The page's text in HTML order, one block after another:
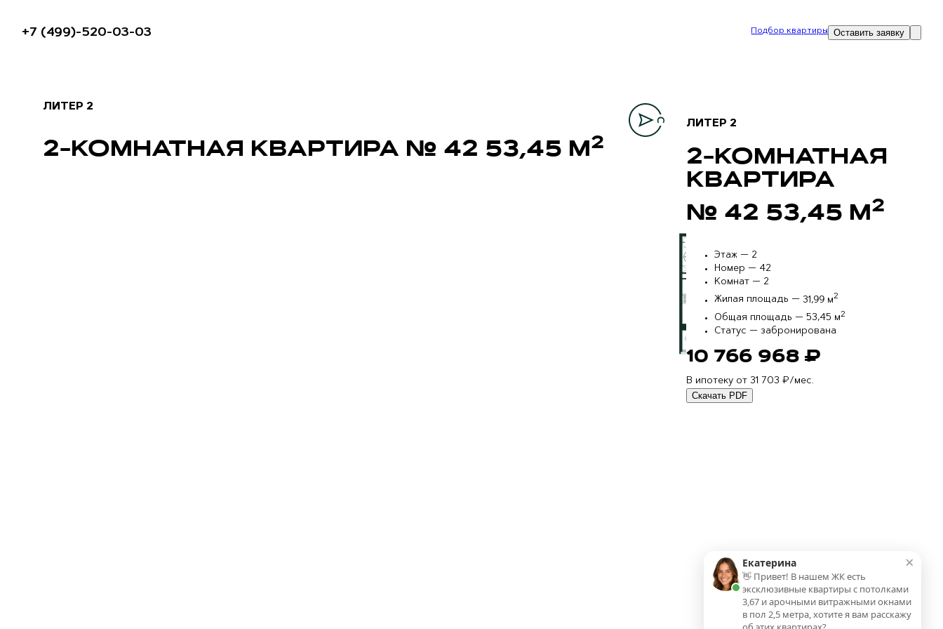
+7 (499)-520-03-03 Подбор квартиры Оставить заявку
ЛИТЕР 2
2-КОМНАТНАЯ КВАРТИРА № 42 53,45 М2
ЛИТЕР 2
2-КОМНАТНАЯ
КВАРТИРА
№ 42 53,45 М2
Этаж — 2
Номер — 42
Комнат — 2
Жилая площадь — 31,99 м2
Общая площадь — 53,45 м2
Статус — забронирована
10 766 968 ₽
В ипотеку от 31 703 ₽/мес.
Скачать PDF
×
Екатерина
👋 Привет! В нашем ЖК есть
эксклюзивные квартиры с потолками
3,67 и арочными витражными окнами
в пол 2,5 метра, хотите я вам расскажу